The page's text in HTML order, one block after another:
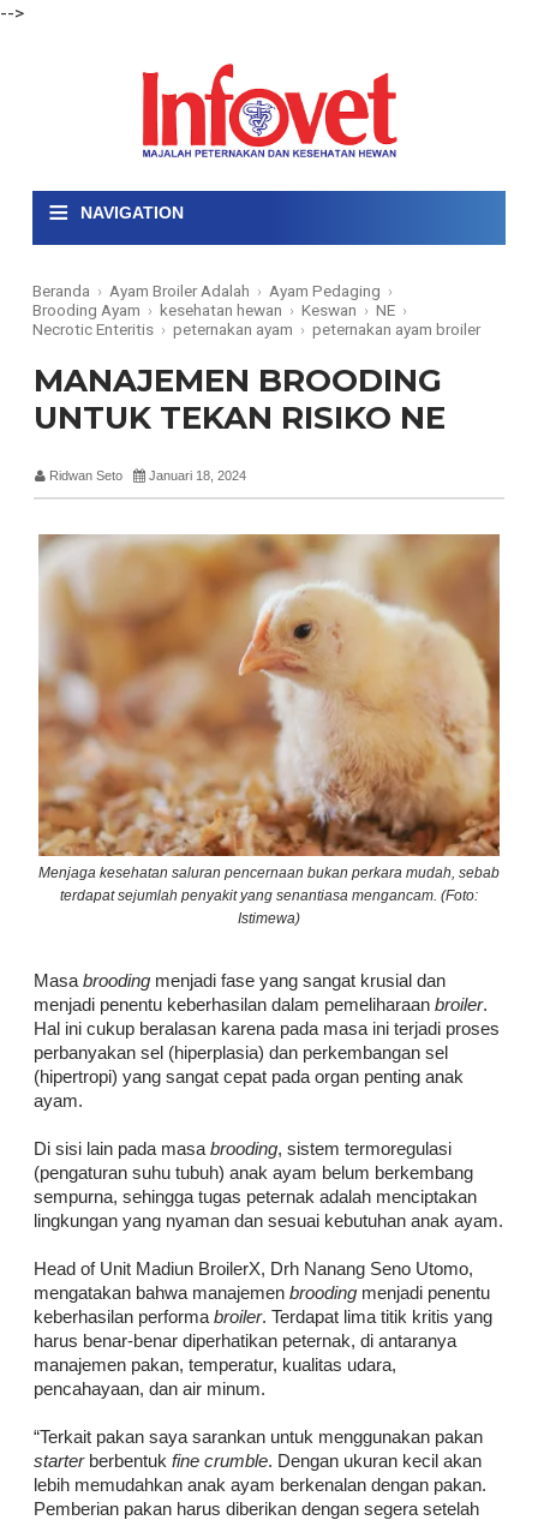
-->
≡ NAVIGATION
Beranda › Ayam Broiler Adalah › Ayam Pedaging ›
Brooding Ayam › kesehatan hewan › Keswan › NE ›
Necrotic Enteritis › peternakan ayam › peternakan ayam broiler
MANAJEMEN BROODING
UNTUK TEKAN RISIKO NE
Ridwan Seto Januari 18, 2024
Menjaga kesehatan saluran pencernaan bukan perkara mudah, sebab
terdapat sejumlah penyakit yang senantiasa mengancam. (Foto:
Istimewa)
Masa brooding menjadi fase yang sangat krusial dan
menjadi penentu keberhasilan dalam pemeliharaan broiler.
Hal ini cukup beralasan karena pada masa ini terjadi proses
perbanyakan sel (hiperplasia) dan perkembangan sel
(hipertropi) yang sangat cepat pada organ penting anak
ayam.
Di sisi lain pada masa brooding, sistem termoregulasi
(pengaturan suhu tubuh) anak ayam belum berkembang
sempurna, sehingga tugas peternak adalah menciptakan
lingkungan yang nyaman dan sesuai kebutuhan anak ayam.
Head of Unit Madiun BroilerX, Drh Nanang Seno Utomo,
mengatakan bahwa manajemen brooding menjadi penentu
keberhasilan performa broiler. Terdapat lima titik kritis yang
harus benar-benar diperhatikan peternak, di antaranya
manajemen pakan, temperatur, kualitas udara,
pencahayaan, dan air minum.
“Terkait pakan saya sarankan untuk menggunakan pakan
starter berbentuk fine crumble. Dengan ukuran kecil akan
lebih memudahkan anak ayam berkenalan dengan pakan.
Pemberian pakan harus diberikan dengan segera setelah